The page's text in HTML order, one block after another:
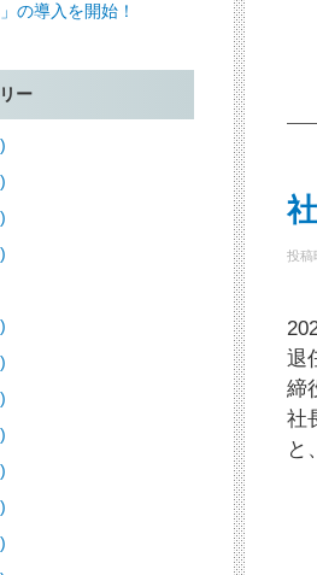
投稿
退
締
社
と
の導入を開始！
ー